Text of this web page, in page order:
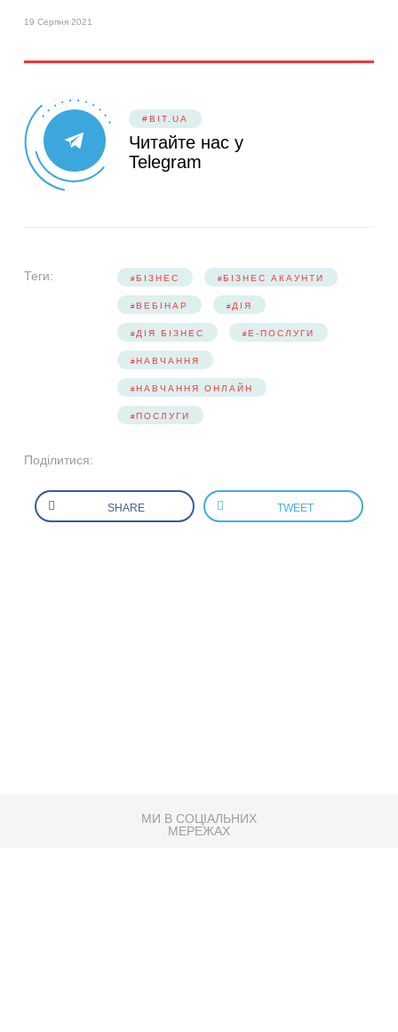
19 Серпня 2021
#BIT.UA
Читайте нас у
Telegram
Теги: БІЗНЕС БІЗНЕС АКАУНТИ
ВЕБІНАР ДІЯ
ДІЯ БІЗНЕС Е-ПОСЛУГИ
НАВЧАННЯ
НАВЧАННЯ ОНЛАЙН
ПОСЛУГИ
Поділитися:
SHARE TWEET
МИ В СОЦІАЛЬНИХ
МЕРЕЖАХ